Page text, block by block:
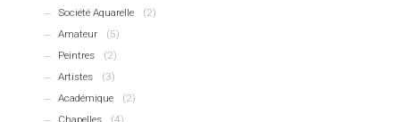
Société Aquarelle
(2)
Amateur
(5)
Peintres
(2)
Artistes
(3)
Académique
(2)
Chapelles
(4)